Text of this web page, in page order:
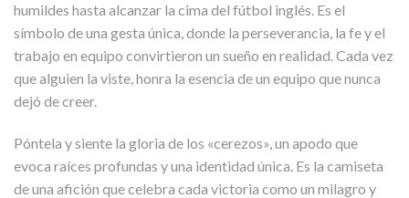
humildes hasta alcanzar la cima del fútbol inglés. Es el
símbolo de una gesta única, donde la perseverancia, la fe y el
trabajo en equipo convirtieron un sueño en realidad. Cada vez
que alguien la viste, honra la esencia de un equipo que nunca
dejó de creer.
Póntela y siente la gloria de los «cerezos», un apodo que
evoca raíces profundas y una identidad única. Es la camiseta
de una afición que celebra cada victoria como un milagro y